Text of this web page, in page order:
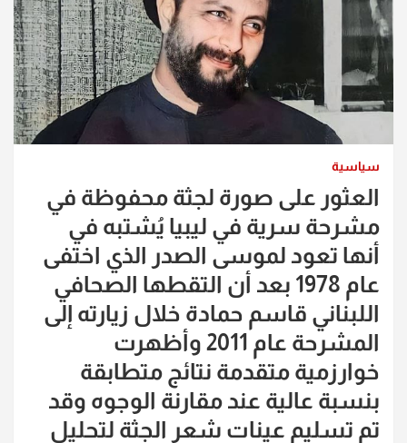
سياسية
العثور على صورة لجثة محفوظة في
مشرحة سرية في ليبيا يُشتبه في
أنها تعود لموسى الصدر الذي اختفى
عام 1978 بعد أن التقطها الصحافي
اللبناني قاسم حمادة خلال زيارته إلى
المشرحة عام 2011 وأظهرت
خوارزمية متقدمة نتائج متطابقة
بنسبة عالية عند مقارنة الوجوه وقد
تم تسليم عينات شعر الجثة لتحليل